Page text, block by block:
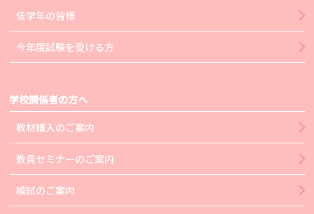
低学年の皆様
今年度試験を受ける方
学校関係者の方へ
教材購入のご案内
教員セミナーのご案内
模試のご案内